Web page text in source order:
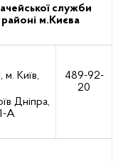
служби
м.Києва
м. Київ,
Дніпра,
А
489-92-
20